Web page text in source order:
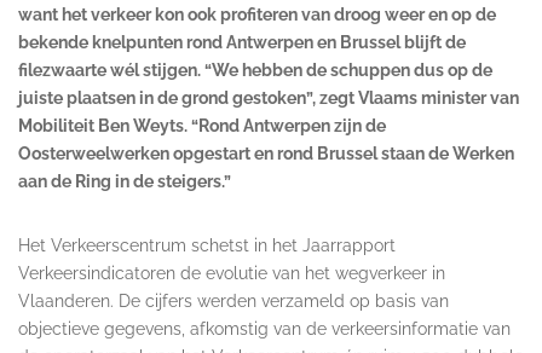
want het verkeer kon ook profiteren van droog weer en op de
bekende knelpunten rond Antwerpen en Brussel blijft de
filezwaarte wél stijgen. “We hebben deschuppendus op de
juiste plaatsen in de grond gestoken”, zegt Vlaams minister van
Mobiliteit Ben Weyts. “Rond Antwerpen zijn de
Oosterweelwerken opgestart en rond Brussel staan de Werken
aan de Ring in de steigers.”
Het Verkeerscentrum schetst in het Jaarrapport
Verkeersindicatoren de evolutie van het wegverkeer in
Vlaanderen. De cijfers werden verzameld op basis van
objectieve gegevens, afkomstig van de verkeersinformatie van